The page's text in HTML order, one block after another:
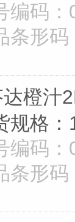
编码
条形
橙汁
规格：
编码：
条形